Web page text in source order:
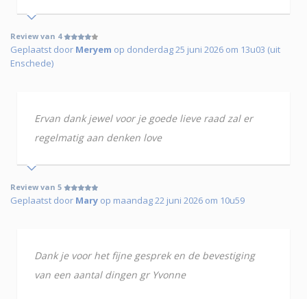
Review van 4
Geplaatst door Meryem op donderdag 25 juni 2026 om 13u03 (uit
Enschede)
Ervan dank jewel voor je goede lieve raad zal er
regelmatig aan denken love
Review van 5
Geplaatst door Mary op maandag 22 juni 2026 om 10u59
Dank je voor het fijne gesprek en de bevestiging
van een aantal dingen gr Yvonne